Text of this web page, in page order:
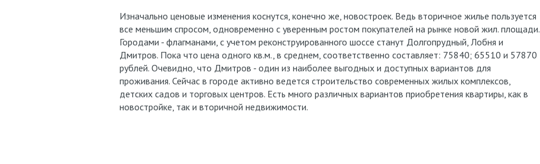
Изначально ценовые изменения коснутся, конечно же, новостроек. Ведь вторичное жилье пользуется
все меньшим спросом, одновременно с уверенным ростом покупателей на рынке новой жил. площади.
Городами - флагманами, с учетом реконструированного шоссе станут Долгопрудный, Лобня и
Дмитров. Пока что цена одного кв.м., в среднем, соответственно составляет: 75840; 65510 и 57870
рублей. Очевидно, что Дмитров - один из наиболее выгодных и доступных вариантов для
проживания. Сейчас в городе активно ведется строительство современных жилых комплексов,
детских садов и торговых центров. Есть много различных вариантов приобретения квартиры, как в
новостройке, так и вторичной недвижимости.